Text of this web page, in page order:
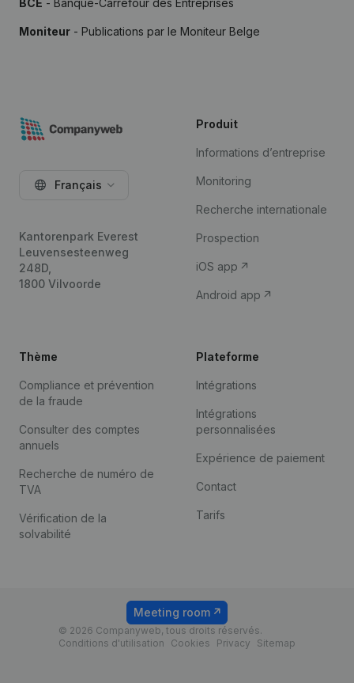
BCE - Banque-Carrefour des Entreprises
Moniteur - Publications par le Moniteur Belge
Français
Kantorenpark Everest
Leuvensesteenweg
248D,
1800 Vilvoorde
Produit
Informations d’entreprise
Monitoring
Recherche internationale
Prospection
iOS app
Android app
Thème
Compliance et prévention
de la fraude
Consulter des comptes
annuels
Recherche de numéro de
TVA
Vérification de la
solvabilité
Plateforme
Intégrations
Intégrations
personnalisées
Expérience de paiement
Contact
Tarifs
© 2026 Companyweb, tous droits réservés.
Conditions d'utilisation
Cookies Privacy Sitemap
Meeting room